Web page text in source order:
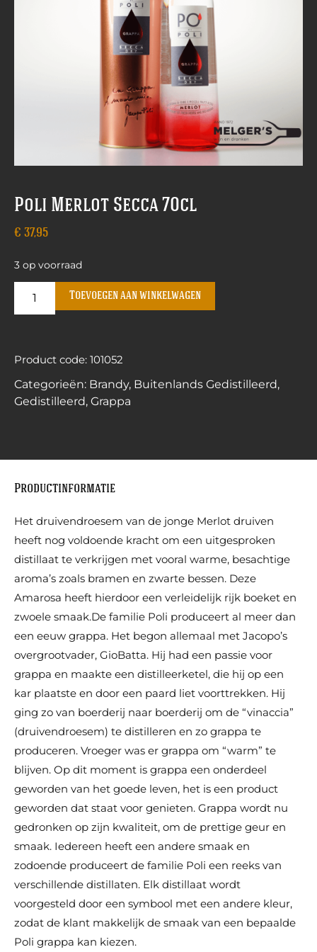
Poli Merlot Secca 70cl
€ 37,95
3 op voorraad
Toevoegen aan winkelwagen
Product code: 101052
Categorieën: Brandy, Buitenlands Gedistilleerd,
Gedistilleerd, Grappa
Productinformatie
Het druivendroesem van de jonge Merlot druiven
heeft nog voldoende kracht om een uitgesproken
distillaat te verkrijgen met vooral warme, besachtige
aroma’s zoals bramen en zwarte bessen. Deze
Amarosa heeft hierdoor een verleidelijk rijk boeket en
zwoele smaak.De familie Poli produceert al meer dan
een eeuw grappa. Het begon allemaal met Jacopo’s
overgrootvader, GioBatta. Hij had een passie voor
grappa en maakte een distilleerketel, die hij op een
kar plaatste en door een paard liet voorttrekken. Hij
ging zo van boerderij naar boerderij om de “vinaccia”
(druivendroesem) te distilleren en zo grappa te
produceren. Vroeger was er grappa om “warm” te
blijven. Op dit moment is grappa een onderdeel
geworden van het goede leven, het is een product
geworden dat staat voor genieten. Grappa wordt nu
gedronken op zijn kwaliteit, om de prettige geur en
smaak. Iedereen heeft een andere smaak en
zodoende produceert de familie Poli een reeks van
verschillende distillaten. Elk distillaat wordt
voorgesteld door een symbool met een andere kleur,
zodat de klant makkelijk de smaak van een bepaalde
Poli grappa kan kiezen.